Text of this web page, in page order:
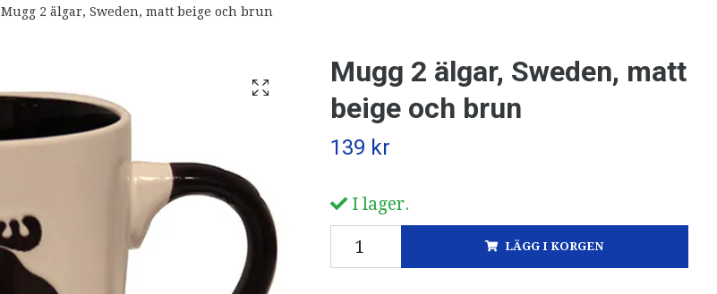
Mugg 2 älgar, Sweden, matt beige och brun
Mugg 2 älgar, Sweden, matt
beige och brun
139 kr
I lager.
LÄGG I KORGEN